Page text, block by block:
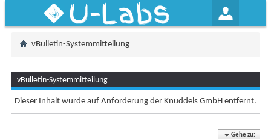
U-Labs
vBulletin-Systemmitteilung
vBulletin-Systemmitteilung
Dieser Inhalt wurde auf Anforderung der Knuddels GmbH entfernt.
Gehe zu: